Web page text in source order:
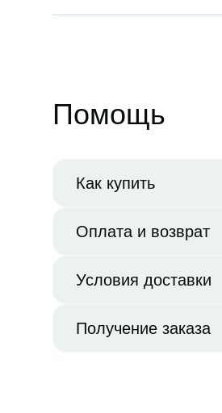
Помощь
Как купить
Оплата и возврат
Условия доставки
Получение заказа